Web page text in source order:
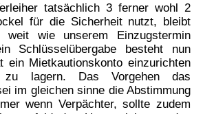
tatsächlich 3 ferner wohl 2
für die Sicherheit nutzt, bleibt
wie unserem Einzugstermin
Schlüsselübergabe besteht nun
ein Mietkautionskonto einzurichten
lagern. Das Vorgehen das
im gleichen sinne die Abstimmung
wenn Verpächter, sollte zudem